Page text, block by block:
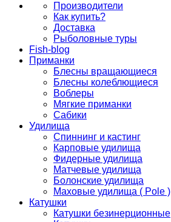
Производители
Как купить?
Доставка
Рыболовные туры
Fish-blog
Приманки
Блесны вращающиеся
Блесны колеблющиеся
Воблеры
Мягкие приманки
Сабики
Удилища
Спиннинг и кастинг
Карповые удилища
Фидерные удилища
Матчевые удилища
Болонские удилища
Маховые удилища ( Pole )
Катушки
Катушки безинерционные